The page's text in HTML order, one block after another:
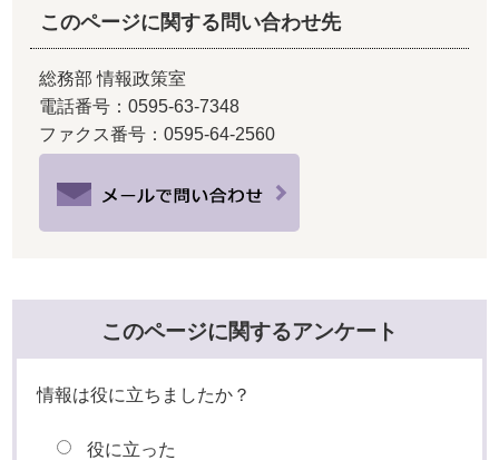
このページに関する問い合わせ先
総務部 情報政策室
電話番号：0595-63-7348
ファクス番号：0595-64-2560
このページに関するアンケート
情報は役に立ちましたか？
役に立った